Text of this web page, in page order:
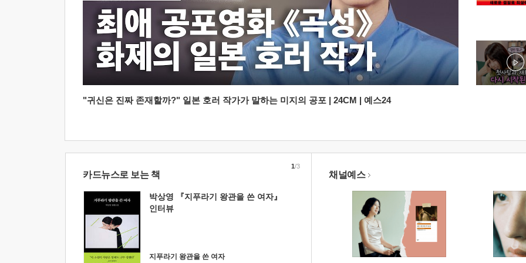
"귀신은 진짜 존재할까?" 일본 호러 작가가 말하는 미지의 공포 | 24CM | 예스24
카드뉴스로 보는 책
박상영 『지푸라기 왕관을 쓴 여자』
인터뷰
지푸라기 왕관을 쓴 여자
1/3
채널예스